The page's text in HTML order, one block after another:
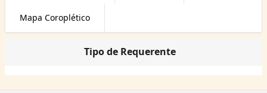
Mapa Coroplético
Tipo de Requerente